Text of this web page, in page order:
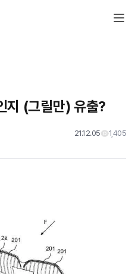
지 (그릴만) 유출?
21.12.05 1,405